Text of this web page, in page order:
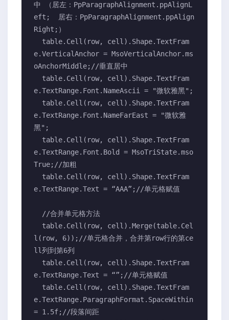
中 （居左：PpParagraphAlignment.ppAlignL
eft;  居右：PpParagraphAlignment.ppAlign
Right;）
e.VerticalAnchor = MsoVerticalAnchor.ms
oAnchorMiddle;//垂直居中
e.TextRange.Font.NameAscii = "微软雅黑";
e.TextRange.Font.NameFarEast = "微软雅
黑";
e.TextRange.Font.Bold = MsoTriState.mso
True;//加粗
e.TextRange.Text = “AAA”;//单元格赋值
l(row, 6));//单元格合并，合并第row行的第ce
ll列到第6列
e.TextRange.Text = “”;//单元格赋值
e.TextRange.ParagraphFormat.SpaceWithin
= 1.5f;//段落间距